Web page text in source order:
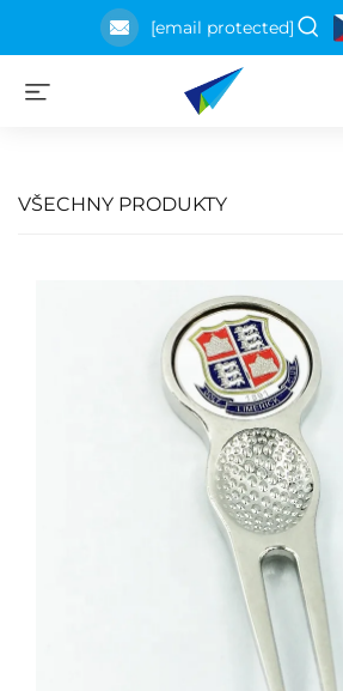
[email protected]
VŠECHNY PRODUKTY